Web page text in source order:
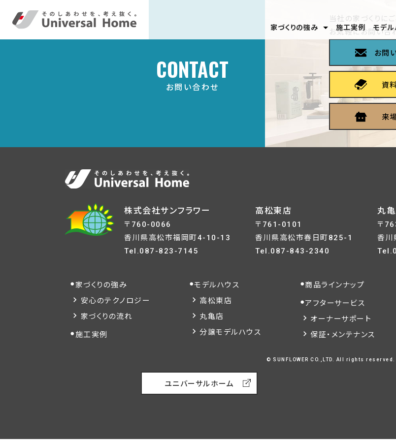
家づくりの強み
安心のテクノロジー
家づくりの流れ
施工実例 モデル
高丸
分譲モ
CONTACT
お問い合わせ
当社の家づくりに
お気軽にお問い合
お問
資
来
株式会社サンフラワー
〒760-0066
香川県高松市福岡町4-10-13
Tel.087-823-7145
高松東店
〒761-0101
香川県高松市春日町825-1
Tel.087-843-2340
丸
〒
香川
Tel.
家づくりの強み
安心のテクノロジー
家づくりの流れ
施工実例
モデルハウス
高松東店
丸亀店
分譲モデルハウス
商品ラインナップ
アフターサービス
オーナーサポート
保証・メンテナンス
© SUNFLOWER CO.,LTD. All rights reserved.
ユニバーサルホーム